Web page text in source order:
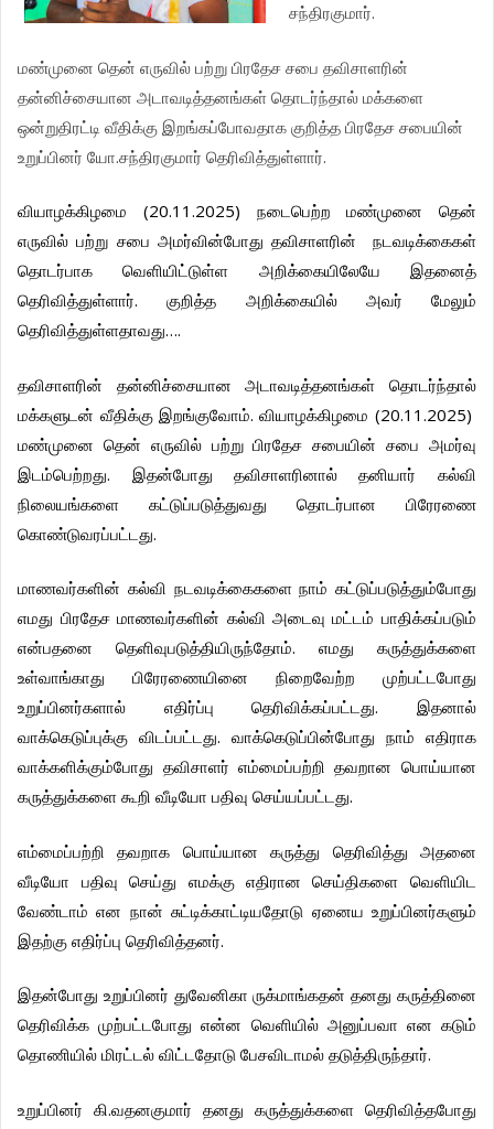
சந்திரகுமார்.
மண்முனை தென் எருவில் பற்று பிரதேச சபை தவிசாளரின்
தன்னிச்சையான அடாவடித்தனங்கள் தொடர்ந்தால் மக்களை
ஒன்றுதிரட்டி வீதிக்கு இறங்கப்போவதாக குறித்த பிரதேச சபையின்
உறுப்பினர் யோ.சந்திரகுமார் தெரிவித்துள்ளார்.
வியாழக்கிழமை (20.11.2025) நடைபெற்ற மண்முனை
தென்
எருவில் பற்று சபை அமர்வின்போது தவிசாளரின்
நடவடிக்கைகள்
தொடர்பாக
வெளியிட்டுள்ள அறிக்கையிலேயே
இதனைத்
தெரிவித்துள்ளார்.குறித்த அறிக்கையில் அவர்
மேலும்
தெரிவித்துள்ளதாவது….
தவிசாளரின் தன்னிச்சையான அடாவடித்தனங்கள்
தொடர்ந்தால்
மக்களுடன் வீதிக்கு இறங்குவோம்.வியாழக்கிழமை (20.11.2025)
மண்முனை தென் எருவில் பற்று பிரதேச சபையின் சபை
அமர்வு
இடம்பெற்றது. இதன்போது தவிசாளரினால் தனியார்
கல்வி
நிலையங்களை
கட்டுப்படுத்துவது தொடர்பான
பிரேரணை
கொண்டுவரப்பட்டது.
மாணவர்களின் கல்வி நடவடிக்கைகளை நாம் கட்டுப்படுத்தும்போது
எமது பிரதேச மாணவர்களின் கல்வி அடைவு மட்டம் பாதிக்கப்படும்
என்பதனை
தெளிவுபடுத்தியிருந்தோம். எமது
கருத்துக்களை
உள்வாங்காது
பிரேரணையினை நிறைவேற்ற
முற்பட்டபோது
உறுப்பினர்களால்
எதிர்ப்பு தெரிவிக்கப்பட்டது.
இதனால்
வாக்கெடுப்புக்கு
விடப்பட்டது. வாக்கெடுப்பின்போது நாம்
எதிராக
வாக்களிக்கும்போது
தவிசாளர் எம்மைப்பற்றி தவறான
பொய்யான
கருத்துக்களை கூறி வீடியோ பதிவு செய்யப்பட்டது.
எம்மைப்பற்றி தவறாக பொய்யான கருத்து தெரிவித்து
அதனை
வீடியோ
பதிவு செய்து எமக்கு எதிரான செய்திகளை
வெளியிட
வேண்டாம் என நான் சுட்டிக்காட்டியதோடு ஏனைய உறுப்பினர்களும்
இதற்கு எதிர்ப்பு தெரிவித்தனர்.
இதன்போது உறுப்பினர் துவேனிகா ருக்மாங்கதன் தனது கருத்தினை
தெரிவிக்க முற்பட்டபோது என்ன வெளியில் அனுப்பவா என கடும்
தொணியில் மிரட்டல் விட்டதோடு பேசவிடாமல் தடுத்திருந்தார்.
உறுப்பினர் கி.வதனகுமார் தனது கருத்துக்களை
தெரிவித்தபோது